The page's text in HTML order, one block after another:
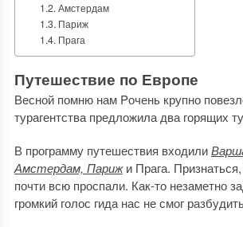
Амстердам
Париж
Прага
Путешествие по Европе
Весной помню нам Pочень крупно
турагентства предложила два горящих
В программу путешествия входили
Амстердам, Парижи Прага.
почти всю проспали. Как-то незаметно
громкий голос гида нас не смог